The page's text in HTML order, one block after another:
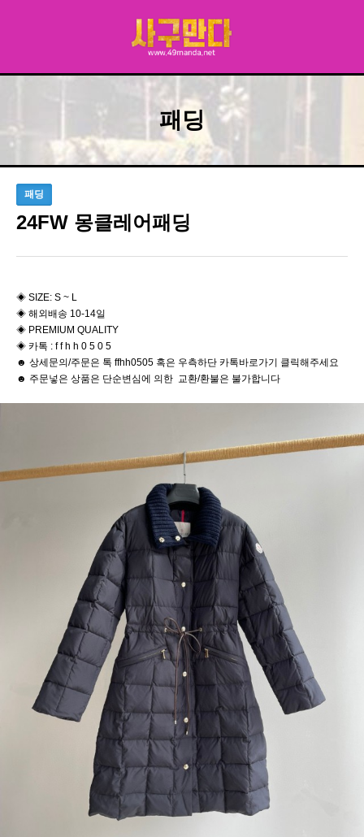
패딩
패딩
24FW 몽클레어패딩
◈ SIZE: S ~ L
◈ 해외배송 10-14일
◈ PREMIUM QUALITY
◈ 카톡 : f f h h 0 5 0 5
☻ 상세문의/주문은 톡 ffhh0505 혹은 우측하단 카톡바로가기 클릭해주세요
☻ 주문넣은 상품은 단순변심에 의한 교환/환불은 불가합니다